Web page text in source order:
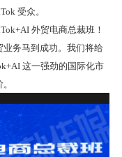
受众。
外贸电商总裁班！
务马到成功。我们将给
这一强劲的国际化市